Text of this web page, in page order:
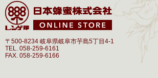
〒500-8234 岐阜県岐阜市芋島5丁目4-1
TEL. 058-259-6161
FAX. 058-259-6166